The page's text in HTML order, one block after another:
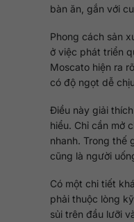
bàn ăn, gắn với
Phong cách sản
ở việc phát triển
Moscato hiện ra
có độ ngọt dễ
Điều này giải
hiểu. Chỉ cần mở
nhanh. Trong thế
cũng là người
Có một chi tiết
phải thuộc lòng
sủi trên đầu lưỡi